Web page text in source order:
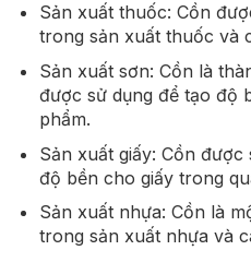
Sản xuất thuốc: Cồn
trong sản xuất thuốc và
Sản xuất sơn: Cồn là
được sử dụng để tạo độ
phẩm.
Sản xuất giấy: Cồn
độ bền cho giấy trong
Sản xuất nhựa: Cồn là
trong sản xuất nhựa và